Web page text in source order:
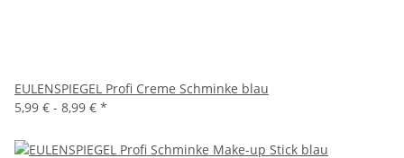
EULENSPIEGEL Profi Creme Schminke blau
5,99 € - 8,99 € *